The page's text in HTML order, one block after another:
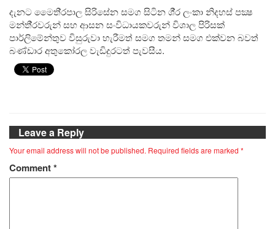
දැනට මෛති‍්‍රපාල සිරිසේන සමග සිටින ශී‍්‍ර ලංකා නිදහස් පක්‍ෂ
මන්තී‍්‍රවරුන් සහ ආසන සංවිධායකවරුන් විශාල පිරිසක්
පාර්ලිමේන්තුව විසුරුවා හැරීමත් සමග තමන් සමග එක්වන බවත්
බණ්ඩාර අතුකෝරල වැඩිදුරටත් පැවසීය.
Leave a Reply
Your email address will not be published. Required fields are marked *
Comment*